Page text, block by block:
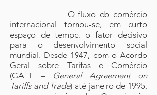
O fluxo do comércio
internacional tornou-se, em curto
espaço de tempo, o fator decisivo
para o desenvolvimento social
mundial. Desde 1947, com o Acordo
Geral sobre Tarifas e Comércio
(GATT –
General Agreement on
Tariffs and Trade) até janeiro de 1995,